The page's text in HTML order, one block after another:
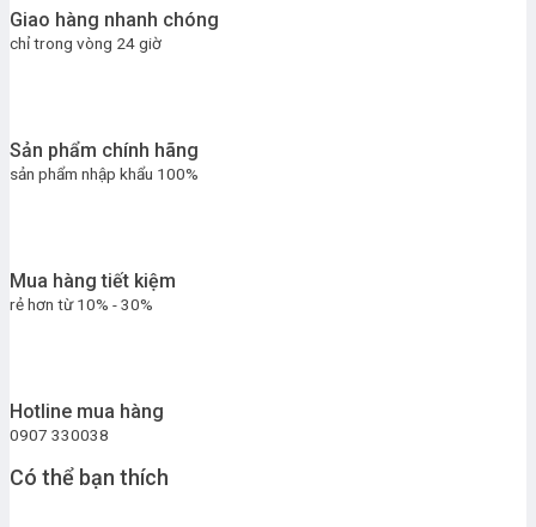
Giao hàng nhanh chóng
chỉ trong vòng 24 giờ
Sản phẩm chính hãng
sản phẩm nhập khẩu 100%
Mua hàng tiết kiệm
rẻ hơn từ 10% - 30%
Hotline mua hàng
0907 330038
Có thể bạn thích